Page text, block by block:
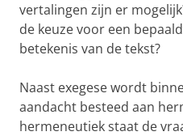
vertalingen zijn er
de keuze voor een
betekenis van de tekst?
Naast exegese wordt
aandacht besteed aan
hermeneutiek staat de